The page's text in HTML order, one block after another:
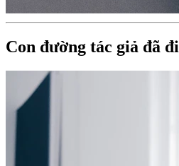
Con đường tác giả đã đi